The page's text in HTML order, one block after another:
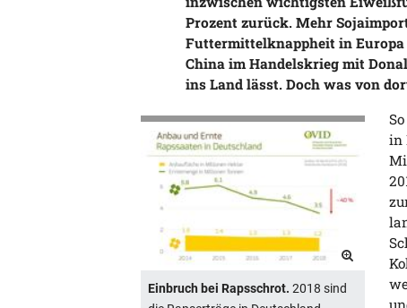
Prozent zurück. Mehr
Futtermittelknappheit in
China im Handelskrieg mit
ins Land lässt. Doch was von
Einbruch bei Rapsschrot. 2018 sind
in